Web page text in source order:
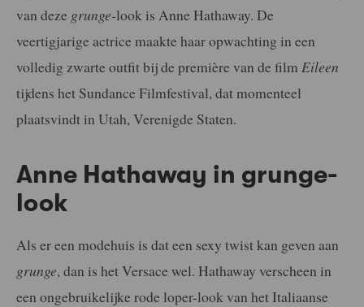
van deze grunge-look is Anne Hathaway. De
veertigjarige actrice maakte haar opwachting in een
volledig zwarte outfit bij de première van de film Eileen
tijdens het Sundance Filmfestival, dat momenteel
plaatsvindt in Utah, Verenigde Staten.
Anne Hathaway in grunge-
look
Als er een modehuis is dat een sexy twist kan geven aan
grunge, dan is het Versace wel. Hathaway verscheen in
een ongebruikelijke rode loper-look van het Italiaanse